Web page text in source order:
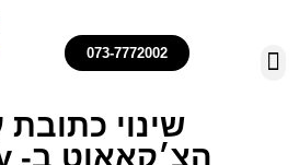
073-7772002
שינוי כתובת
הצ׳קאאוט ב- Shopify